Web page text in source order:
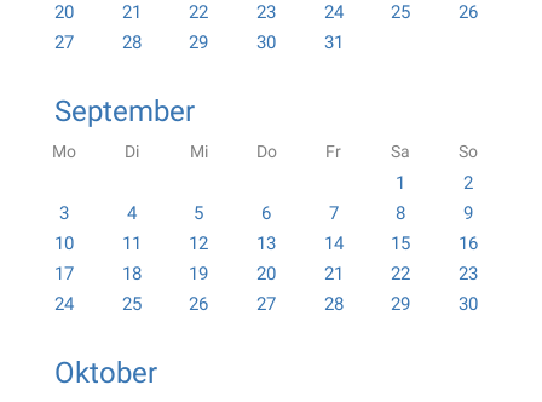
20
21 22 23 24 25
26
27
28 29 30 31
September
Mo Di Mi Do Fr Sa So
1
2
3
4 5 6 7 8
9
10
11 12 13 14 15
16
17
18 19 20 21 22
23
24
25 26 27 28 29 30
Oktober